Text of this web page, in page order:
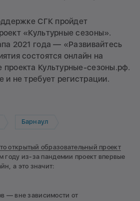
СГК пройдет
«Культурные сезоны».
2021 года — «Развивайтесь
состоятся онлайн на
проекта Культурные-сезоны.рф.
и не требует регистрации.
Барнаул
открытый образовательный проект
году из-за пандемии проект впервые
а это значит:
— вне зависимости от